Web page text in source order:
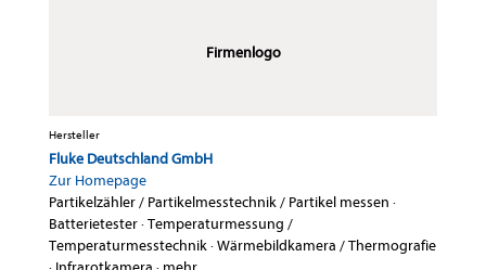
Firmenlogo
Hersteller
Fluke Deutschland GmbH
Zur Homepage
Partikelzähler / Partikelmesstechnik / Partikel messen ·
Batterietester·Temperaturmessung /
Temperaturmesstechnik·Wärmebildkamera / Thermografie